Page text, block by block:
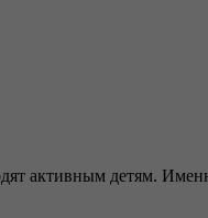
активным детям.